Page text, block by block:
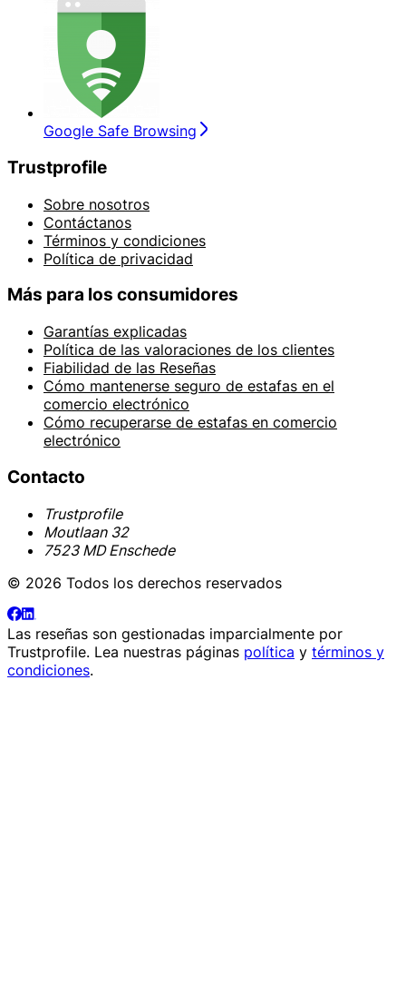
Google Safe Browsing
Trustprofile
Sobre nosotros
Contáctanos
Términos y condiciones
Política de privacidad
Más para los consumidores
Garantías explicadas
Política de las valoraciones de los clientes
Fiabilidad de las Reseñas
Cómo mantenerse seguro de estafas en el
comercio electrónico
Cómo recuperarse de estafas en comercio
electrónico
Contacto
Trustprofile
Moutlaan 32
7523 MD Enschede
© 2026 Todos los derechos reservados
Las reseñas son gestionadas imparcialmente por
Trustprofile. Lea nuestras páginas política y términos y
condiciones.